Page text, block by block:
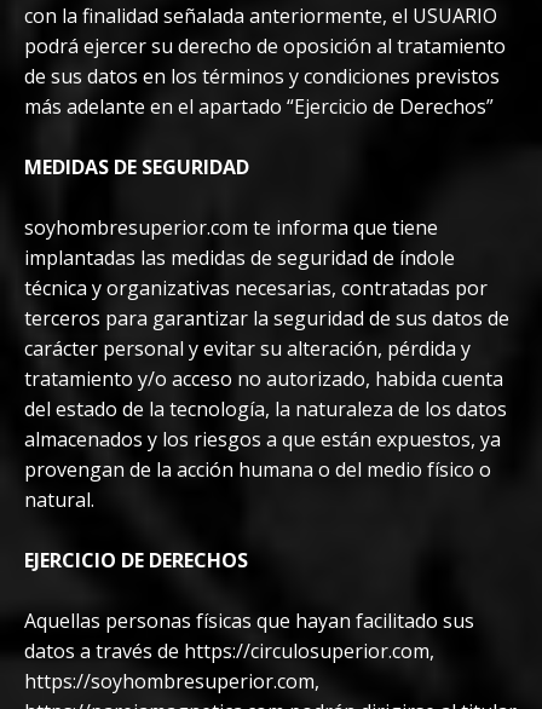
con la finalidad señalada anteriormente, el USUARIO
podrá ejercer su derecho de oposición al tratamiento
de sus datos en los términos y condiciones previstos
más adelante en el apartado “Ejercicio de Derechos”
MEDIDAS DE SEGURIDAD
soyhombresuperior.com te informa que tiene
implantadas las medidas de seguridad de índole
técnica y organizativas necesarias, contratadas por
terceros para garantizar la seguridad de sus datos de
carácter personal y evitar su alteración, pérdida y
tratamiento y/o acceso no autorizado, habida cuenta
del estado de la tecnología, la naturaleza de los datos
almacenados y los riesgos a que están expuestos, ya
provengan de la acción humana o del medio físico o
natural.
EJERCICIO DE DERECHOS
Aquellas personas físicas que hayan facilitado sus
datos a través de https://circulosuperior.com,
https://soyhombresuperior.com,